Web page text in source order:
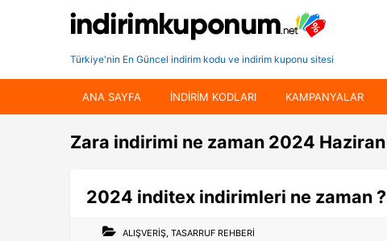
Türkiye'nin En Güncel indirim kodu ve indirim kuponu sitesi
ANA SAYFA INDIRIM KODLARI KAMPANYALAR
Zara indirimi ne zaman 2024 Haziran
2024 inditex indirimleri ne zaman ?
ALIŞVERIŞ TASARRUF REHBERI